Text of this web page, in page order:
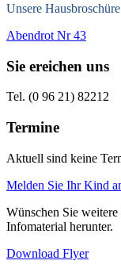
Unsere
Abendrot Nr 43
Sie ereichen uns
Tel. (0 96 21) 82212
Termine
Aktuell sind keine
Melden Sie Ihr Kind
Wünschen Sie
Infomaterial herunter.
Download Flyer